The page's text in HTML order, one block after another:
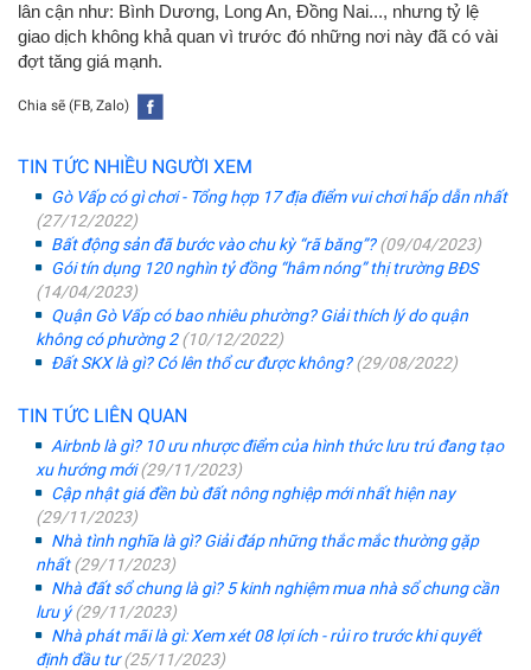
lân cận như: Bình Dương, Long An, Đồng Nai..., nhưng tỷ lệ
giao dịch không khả quan vì trước đó những nơi này đã có vài
đợt tăng giá mạnh.
Chia sẽ (FB, Zalo)
TIN TỨC NHIỀU NGƯỜI XEM
Gò Vấp có gì chơi - Tổng hợp 17 địa điểm vui chơi hấp dẫn nhất
(27/12/2022)
Bất động sản đã bước vào chu kỳ “rã băng”?(09/04/2023)
Gói tín dụng 120 nghìn tỷ đồng “hâm nóng” thị trường BĐS
(14/04/2023)
Quận Gò Vấp có bao nhiêu phường? Giải thích lý do quận
không có phường 2(10/12/2022)
Đất SKX là gì? Có lên thổ cư được không?(29/08/2022)
TIN TỨC LIÊN QUAN
Airbnb là gì? 10 ưu nhược điểm của hình thức lưu trú đang tạo
xu hướng mới(29/11/2023)
Cập nhật giá đền bù đất nông nghiệp mới nhất hiện nay
(29/11/2023)
Nhà tình nghĩa là gì? Giải đáp những thắc mắc thường gặp
nhất(29/11/2023)
Nhà đất sổ chung là gì? 5 kinh nghiệm mua nhà sổ chung cần
lưu ý(29/11/2023)
Nhà phát mãi là gì: Xem xét 08 lợi ích - rủi ro trước khi quyết
định đầu tư(25/11/2023)